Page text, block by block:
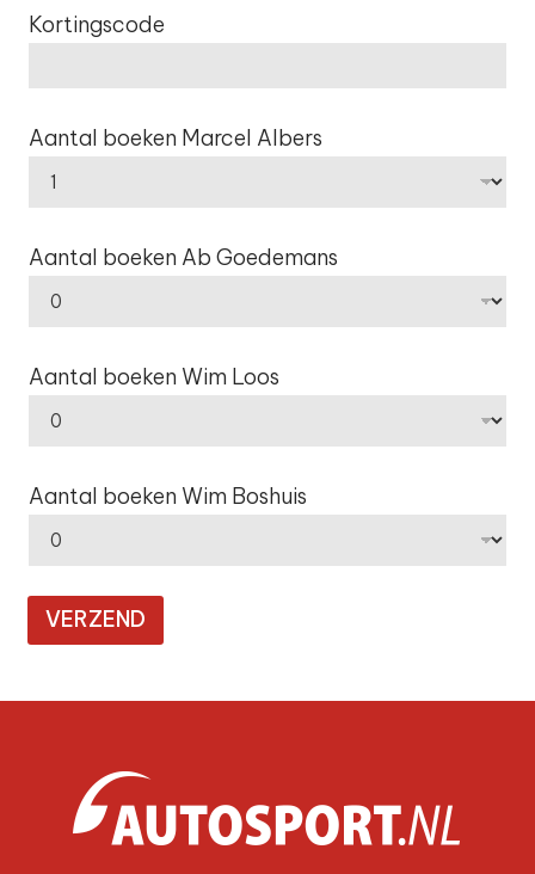
Kortingscode
Aantal boeken Marcel Albers
Aantal boeken Ab Goedemans
Aantal boeken Wim Loos
Aantal boeken Wim Boshuis
VERZEND